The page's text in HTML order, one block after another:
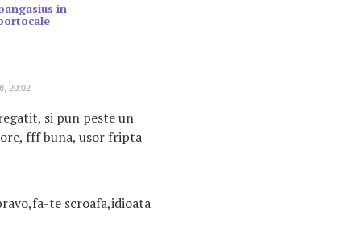
in
20:02
si pun peste un
fff buna, usor fripta
te scroafa,idioata